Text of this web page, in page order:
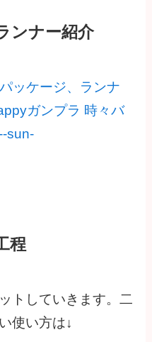
ンナー紹介
ッケージ、ランナ
ガンプラ 時々バ
sun-
程
トしていきます。二
使い方は↓